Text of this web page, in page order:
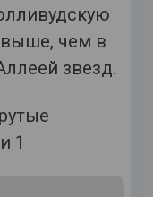
чем в
звезд.